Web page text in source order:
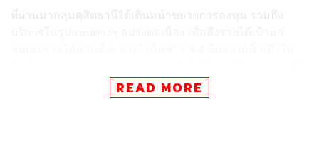
ที่ผ่านมากลุ่มดุสิตธานีได้เดินหน้าขยายการลงทุน รวมถึง
เป็นธุรกิจที่มีแนวโน้มเติบโตต่อเนื่อง โดยกลุ่มดุสิตธานีวาง
เป้าหมายปั๊มรายได้ 1,000 ล้านบาท ในช่วง 3 ปี (2562-2564)
READ MORE